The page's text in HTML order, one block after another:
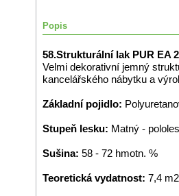
Popis
58.Strukturální lak PUR EA
Velmi dekorativní jemný
kancelářského nábytku a
Základní pojidlo:
Stupeň lesku: Matný -
Sušina: 58 - 72 hmotn. %
Teoretická vydatnost: 7,4